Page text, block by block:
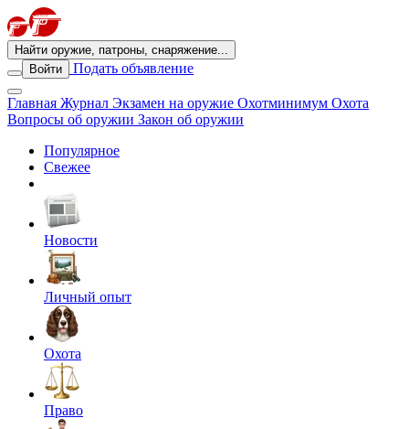
Найти оружие, патроны, снаряжение...
Войти
Подать объявление
Главная Журнал Экзамен на оружие Охотминимум Охота
Вопросы об оружии Закон об оружии
Популярное
Свежее
Новости
Личный опыт
Охота
Право